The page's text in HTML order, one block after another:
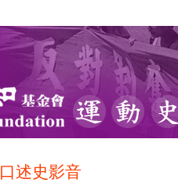
口述史影音